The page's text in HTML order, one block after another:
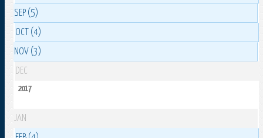
SEP (5)
OCT (4)
NOV (3)
DEC
2017
JAN